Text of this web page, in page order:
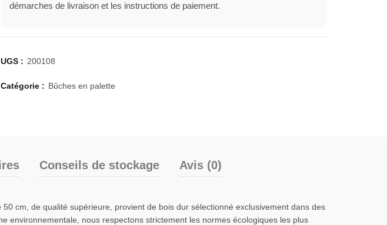
démarches de livraison et les instructions de paiement.
UGS : 200108
Catégorie : Bûches en palette
Conseils de stockage Avis (0)
cm, de qualité supérieure, provient de bois dur sélectionné exclusivement dans des
environnementale, nous respectons strictement les normes écologiques les plus